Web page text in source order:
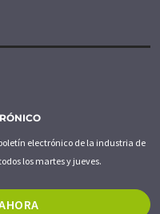
electrónico de la industria de
los martes y jueves.